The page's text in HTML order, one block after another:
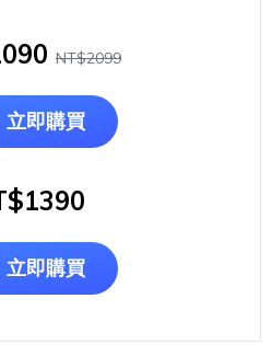
NT$2099
立即購買
立即購買